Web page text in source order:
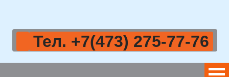
Тел. +7(473) 275-77-76